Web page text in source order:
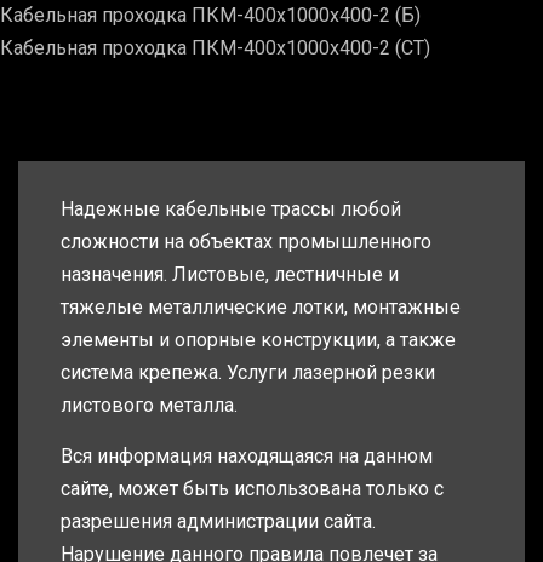
Кабельная проходка ПКМ-400х1000х400-2 (Б)
Кабельная проходка ПКМ-400х1000х400-2 (СТ)
Надежные кабельные трассы любой
сложности на объектах промышленного
назначения. Листовые, лестничные и
тяжелые металлические лотки, монтажные
элементы и опорные конструкции, а также
система крепежа. Услуги лазерной резки
листового металла.
Вся информация находящаяся на данном
сайте, может быть использована только с
разрешения администрации сайта.
Нарушение данного правила повлечет за